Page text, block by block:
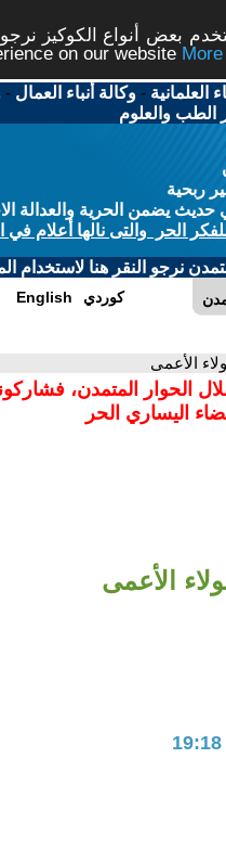
بعض أنواع الكوكيز
on our website
العلمانية -وكالة أنباء العمال -
الطب والعلوم
ربحية
يضمن الحرية والعدالة
الحر والتى نالها أعلام في
نرجو النقر هنا لاستخدام
English كوردي
الأعمى
الحوار المتمدن،
اليساري الحر
الأعمى